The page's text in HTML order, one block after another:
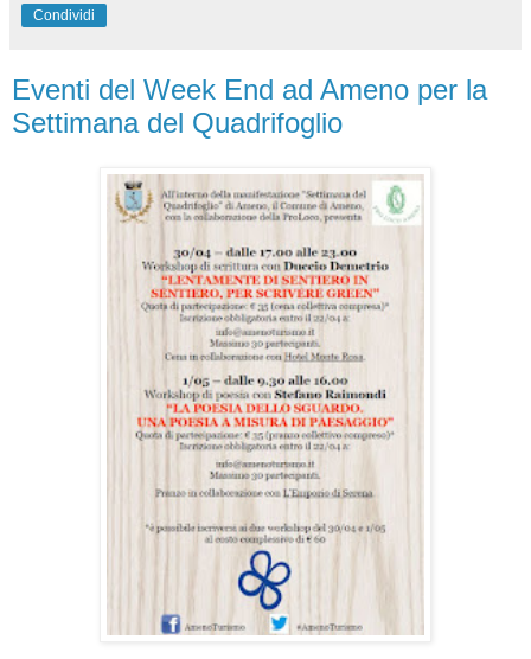
Condividi
Eventi del Week End ad Ameno per la
Settimana del Quadrifoglio